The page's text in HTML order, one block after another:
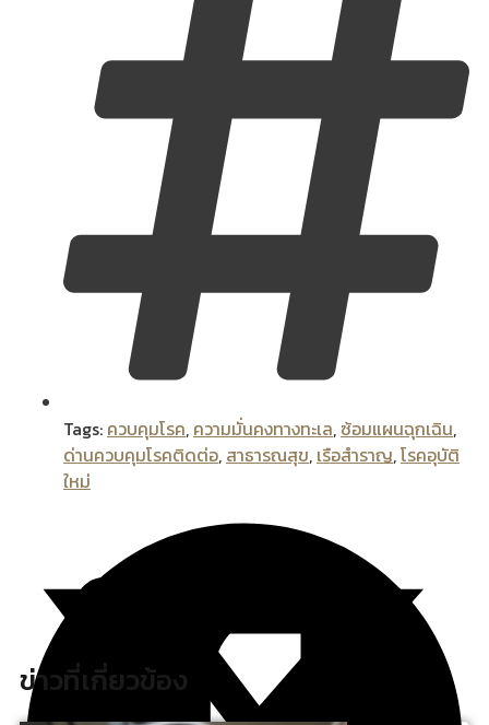
Tags: ควบคุมโรค, ความมั่นคงทางทะเล, ซ้อมแผนฉุกเฉิน,
ด่านควบคุมโรคติดต่อ, สาธารณสุข, เรือสำราญ,โรคอุบัติ
ใหม่
ข่าวที่เกี่ยวข้อง